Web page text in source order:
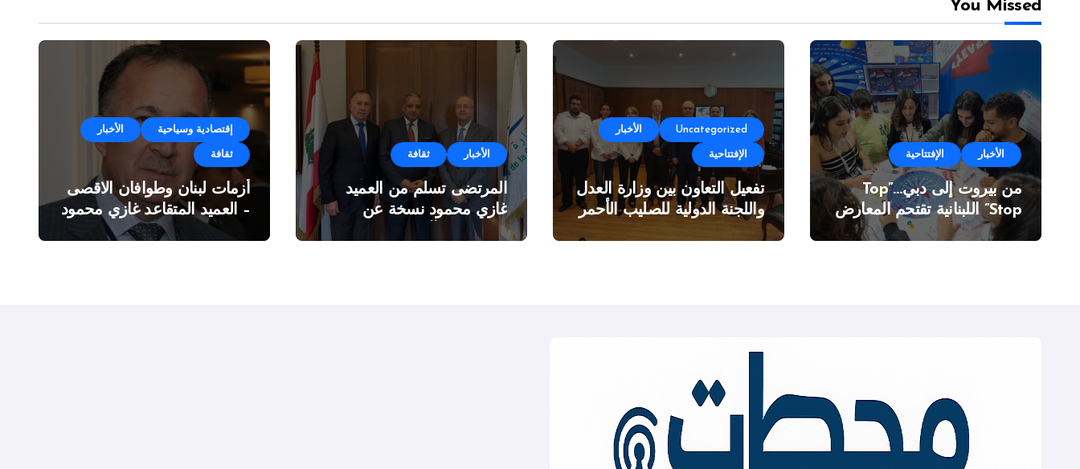
You Missed
الأخبار الإفتتاحية
من بيروت إلى دبي…”Top
Stop” اللبنانية تقتحم المعارض
الدولية
Uncategorized الأخبار
الإفتتاحية
تفعيل التعاون بين وزارة العدل
واللجنة الدولية للصليب الأحمر
الأخبار ثقافة
المرتضى تسلم من العميد
غازي محمود نسخة عن
اطروحته “الآفاق المالية
إقتصادية وسياحية الأخبار
ثقافة
أزمات لبنان وطوافان الاقصى
– العميد المتقاعد غازي محمود